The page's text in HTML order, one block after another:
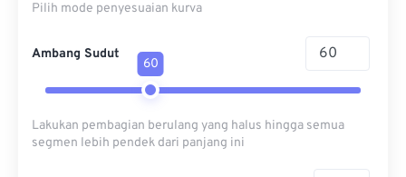
Pilih mode penyesuaian kurva
Ambang Sudut
60
Lakukan pembagian berulang yang halus hingga semua
segmen lebih pendek dari panjang ini